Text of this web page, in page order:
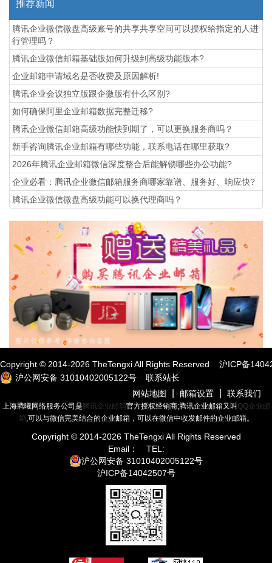
推荐新闻
腾讯企业微信微盘高级账号的共享共享空间可以授权给指定的人进
行管理吗？
腾讯企业微信邮箱基础版如何升级到高级功能版本?
企业邮箱申请域名是否收费及原因解析!
腾讯企业会议独立版跟企微版有什么区别?
如何确保阿里企业邮箱数据完整迁移?
腾讯企业微信邮箱高级功能‌快到期了，可以更换服务商吗？
新手咨询腾讯企业邮箱有哪些功能，联系电话在哪里获取?
2026年腾讯企业邮箱微信深度整合后能解锁哪些办公功能?
企业必看：腾讯企业微信邮箱服务商哪家靠谱、服务好、响应快?
腾讯企业微信微盘高级功能可以换代理商吗？
Copyright © 2014-2026 TheTengxi All Rights Reserved 沪ICP备
沪公网安备 31010402005122号
联系站长
网站地图
邮箱设置 联系我们
上海腾曦网络服务公司是 腾讯企业邮箱官方授权经销商;腾讯企业邮箱又叫 QQ企业邮
箱,可以与微信完美结合的企业邮箱，可以在微信中收发邮件的企业邮箱。
Copyright © 2014-2026TheTengxi All Rights Reserved
Email：
TEL:
沪公网安备 31010402005122号
沪ICP备14042507号